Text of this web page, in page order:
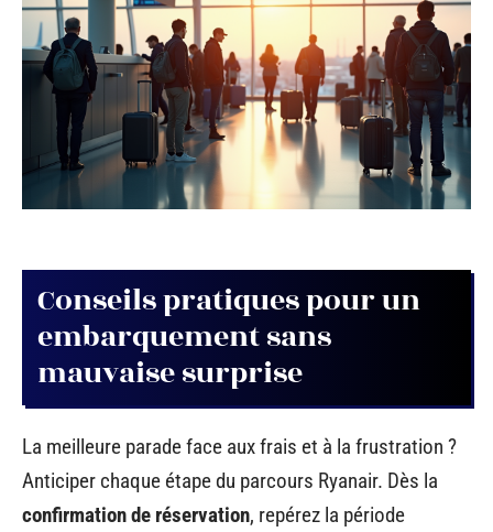
Conseils pratiques pour un
embarquement sans
mauvaise surprise
La meilleure parade face aux frais et à la frustration ?
Anticiper chaque étape du parcours Ryanair. Dès la
confirmation de réservation, repérez la période